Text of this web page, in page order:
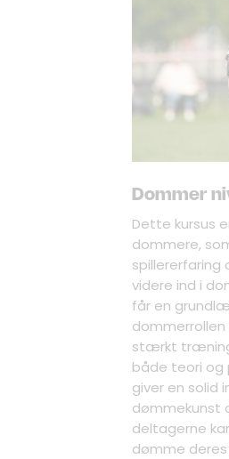
Dommer
Dette kursus
dommere,
spillererfaring
videre ind i
får en
stærkt
både teori og
giver en solid
dømmekunst
deltagerne
dømme